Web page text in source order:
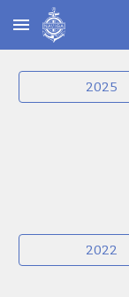
Skip to main
2025
2022